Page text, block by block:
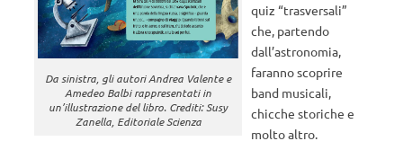
Da sinistra, gli autori Andrea Valente e
Amedeo Balbi rappresentati in
un’illustrazione del libro. Crediti: Susy
Zanella, Editoriale Scienza
quiz “trasversali”
che, partendo
dall’astronomia,
faranno scoprire
band musicali,
chicche storiche e
molto altro.